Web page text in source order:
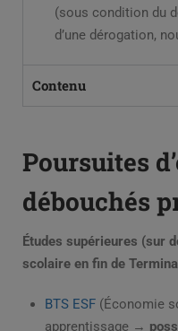
(sous condition du
d’une dérogation,
Contenu
Poursuites
débouchés
Études supérieures (sur
scolaire en fin de
BTS ESF (Économie
apprentissage →